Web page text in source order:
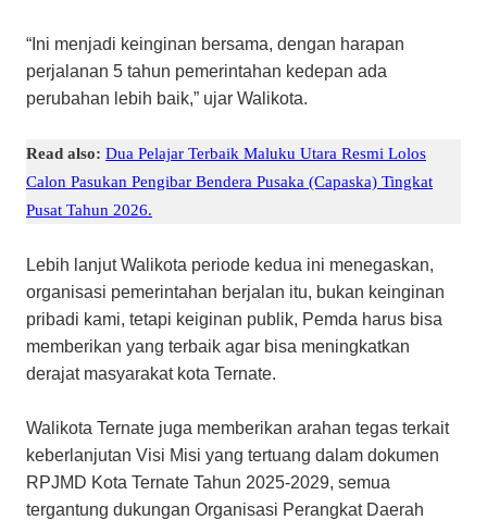
“Ini menjadi keinginan bersama, dengan harapan
perjalanan 5 tahun pemerintahan kedepan ada
perubahan lebih baik,” ujar Walikota.
Read also: Dua Pelajar Terbaik Maluku Utara Resmi Lolos
Calon Pasukan Pengibar Bendera Pusaka (Capaska) Tingkat
Pusat Tahun 2026.
Lebih lanjut Walikota periode kedua ini menegaskan,
organisasi pemerintahan berjalan itu, bukan keinginan
pribadi kami, tetapi keiginan publik, Pemda harus bisa
memberikan yang terbaik agar bisa meningkatkan
derajat masyarakat kota Ternate.
Walikota Ternate juga memberikan arahan tegas terkait
keberlanjutan Visi Misi yang tertuang dalam dokumen
RPJMD Kota Ternate Tahun 2025-2029, semua
tergantung dukungan Organisasi Perangkat Daerah